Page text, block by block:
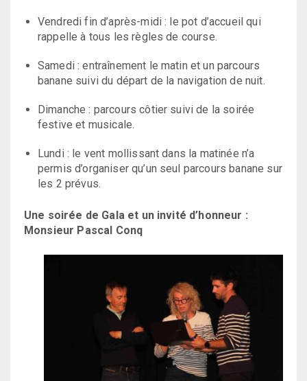
Vendredi fin d’après-midi : le pot d’accueil qui
rappelle à tous les règles de course.
Samedi : entraînement le matin et un parcours
banane suivi du départ de la navigation de nuit.
Dimanche : parcours côtier suivi de la soirée
festive et musicale.
Lundi : le vent mollissant dans la matinée n’a
permis d’organiser qu’un seul parcours banane sur
les 2 prévus.
Une soirée de Gala et un invité d’honneur :
Monsieur Pascal Conq